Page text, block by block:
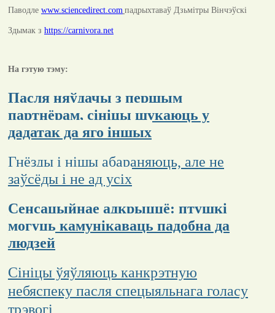
Паводле www.sciencedirect.com падрыхтаваў Дзьмітры Вінчэўскі
Здымак з https://carnivora.net
На гэтую тэму:
Пасля няўдачы з першым
партнёрам, сініцы шукаюць у
дадатак да яго іншых
Гнёзды і нішы абараняюць, але не
заўсёды і не ад усіх
Сенсацыйнае адкрыццё: птушкі
могуць камунікаваць падобна да
людзей
Сініцы ўяўляюць канкрэтную
небяспеку пасля спецыяльнага голасу
трэвогі